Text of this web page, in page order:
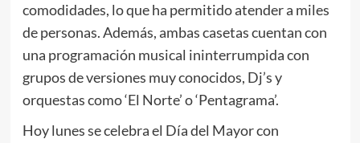
comodidades, lo que ha permitido atender a miles
de personas. Además, ambas casetas cuentan con
una programación musical ininterrumpida con
grupos de versiones muy conocidos, Dj’s y
orquestas como ‘El Norte’ o ‘Pentagrama’.
Hoy lunes se celebra el Día del Mayor con